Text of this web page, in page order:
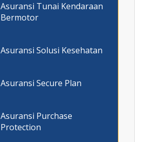
Asuransi Tunai Kendaraan
Bermotor
Asuransi Solusi Kesehatan
Asuransi Secure Plan
Asuransi Purchase
Protection